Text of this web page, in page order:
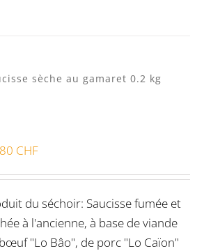
sèche au gamaret 0.2 kg
CHF
du séchoir: Saucisse fumée et
à l'ancienne, à base de viande
"Lo Bâo", de porc "Lo Caïon"